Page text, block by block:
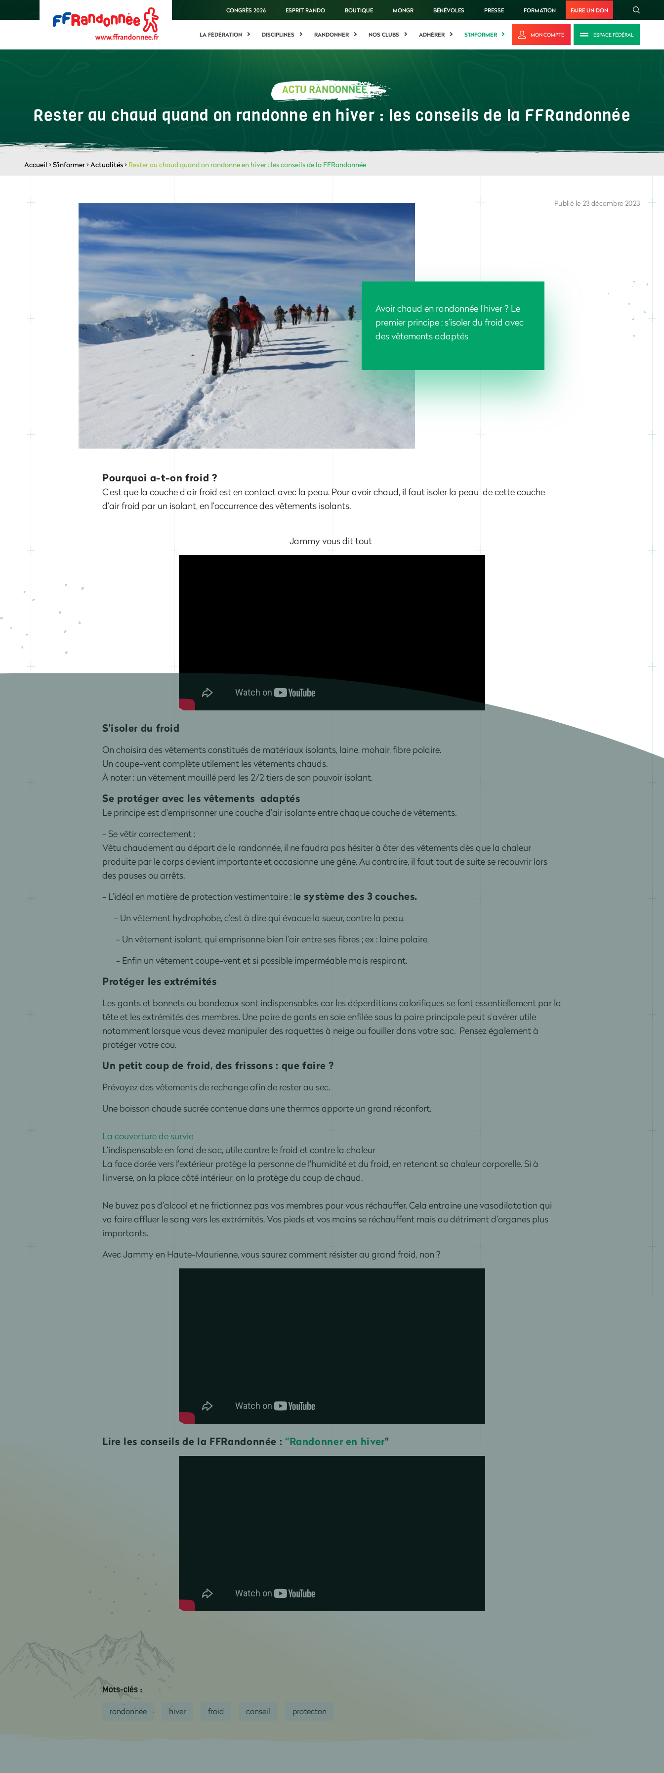
CONGRÈS 2026 ESPRIT RANDO BOUTIQUE MONGR BÉNÉVOLES PRESSE FORMATION FAIRE UN DON
LA FÉDÉRATION DISCIPLINES RANDONNER NOS CLUBS ADHÉRER S'INFORMER MON COMPTE ESPACE FÉDÉRAL
ACTU RANDONNÉE
Rester au chaud quand on randonne en hiver : les conseils de la FFRandonnée
Accueil >S'informer>Actualités> Rester au chaud quand on randonne en hiver : les conseils de la FFRandonnée
Avoir chaud en randonnée l'hiver ? Le
premier principe : s’isoler du froid avec
des vêtements adaptés
Publié le 23 décembre 2023
Pourquoi a-t-on froid ?
C’est que la couche d’air froid est en contact avec la peau. Pour avoir chaud, il faut isoler la peau de cette couche
d’air froid par un isolant, en l’occurrence des vêtements isolants.
Jammy vous dit tout
S’isoler du froid
On choisira des vêtements constitués de matériaux isolants, laine, mohair, fibre polaire.
Un coupe-vent complète utilement les vêtements chauds.
À noter : un vêtement mouillé perd les 2/2 tiers de son pouvoir isolant.
Se protéger avec les vêtementsadaptés
Le principe est d’emprisonner une couche d’air isolante entre chaque couche de vêtements.
- Se vêtir correctement :
Vêtu chaudement au départ de la randonnée, il ne faudra pas hésiter à ôter des vêtements dès que la chaleur
produite par le corps devient importante et occasionne une gêne. Au contraire, il faut tout de suite se recouvrir lors
des pauses ou arrêts.
- L’idéal en matière de protection vestimentaire : lesystème des 3 couches.
- Un vêtement hydrophobe, c’est à dire qui évacue la sueur, contre la peau,
- Un vêtement isolant, qui emprisonne bien l’air entre ses fibres ; ex : laine polaire,
- Enfin un vêtement coupe-vent et si possible imperméable mais respirant.
Protéger les extrémités
Les gants et bonnets ou bandeaux sont indispensables car les déperditions calorifiques se font essentiellement par la
tête et les extrémités des membres. Une paire de gants en soie enfilée sous la paire principale peut s’avérer utile
notamment lorsque vous devez manipuler des raquettes à neige ou fouiller dans votre sac. Pensez également à
protéger votre cou.
Un petit coup de froid, des frissons : que faire ?
Prévoyez des vêtements de rechange afin de rester au sec.
Une boisson chaude sucrée contenue dans une thermos apporte un grand réconfort.
La couverture de survie
L’indispensable en fond de sac, utile contre le froid et contre la chaleur
La face dorée vers l'extérieur protège la personne de l'humidité et du froid, en retenant sa chaleur corporelle. Si à
l'inverse, on la place côté intérieur, on la protège du coup de chaud.
Ne buvez pas d’alcool et ne frictionnez pas vos membres pour vous réchauffer. Cela entraine une vasodilatation qui
va faire affluer le sang vers les extrémités. Vos pieds et vos mains se réchauffent mais au détriment d’organes plus
importants.
Avec Jammy en Haute-Maurienne, vous saurez comment résister au grand froid, non ?
Lire les conseils de la FFRandonnée : “Randonner en hiver"
Mots-clés :
randonnée hiver froid conseil protecton